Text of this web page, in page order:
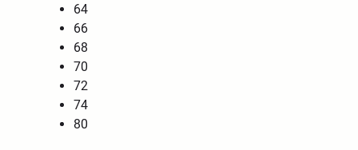
64
66
68
70
72
74
80